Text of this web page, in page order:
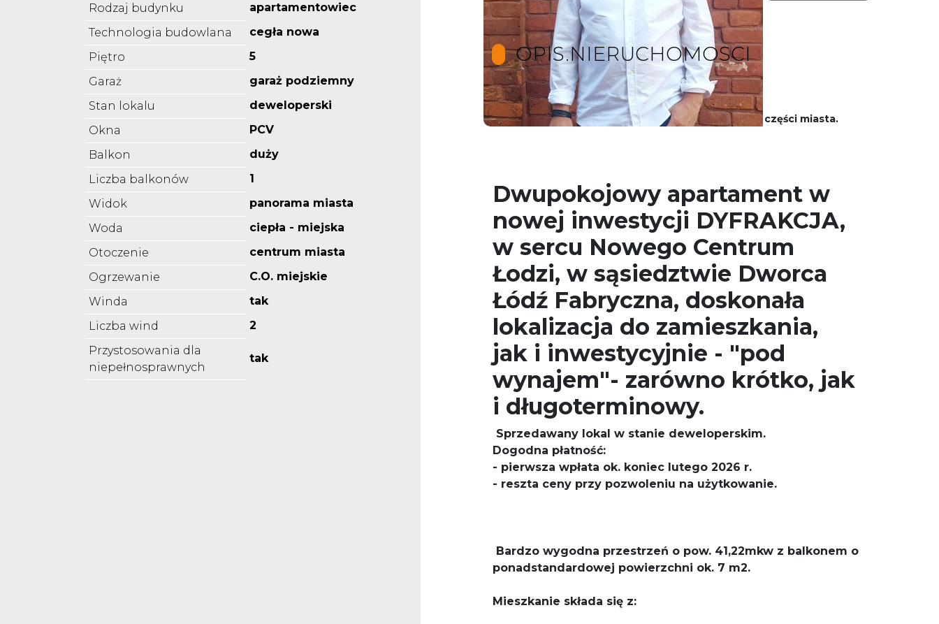
Rodzaj budynku
apartamentowiec
Technologia budowlana
cegła nowa
Piętro
5
Garaż
garaż podziemny
Stan lokalu
deweloperski
Okna
PCV
Balkon
duży
Liczba balkonów
1
Widok
panorama miasta
Woda
ciepła - miejska
Otoczenie
centrum miasta
Ogrzewanie
C.O. miejskie
Winda
tak
Liczba wind
2
Przystosowania dla
niepełnosprawnych
tak
OPIS.NIERUCHOMOSCI
"Twoje Wymarzone Mieszkanie" w najmodniejszej części miasta.
Dwupokojowy apartament w
nowej inwestycji DYFRAKCJA,
w sercu Nowego Centrum
Łodzi, w sąsiedztwie Dworca
Łódź Fabryczna, doskonała
lokalizacja do zamieszkania,
jak i inwestycyjnie - "pod
wynajem"- zarówno krótko, jak
i długoterminowy.
Sprzedawany lokal w stanie deweloperskim.
Dogodna płatność:
- pierwsza wpłata ok. koniec lutego 2026 r.
- reszta ceny przy pozwoleniu na użytkowanie.
Bardzo wygodna przestrzeń o pow. 41,22mkw z balkonem o
ponadstandardowej powierzchni ok. 7 m2.
Mieszkanie składa się z: